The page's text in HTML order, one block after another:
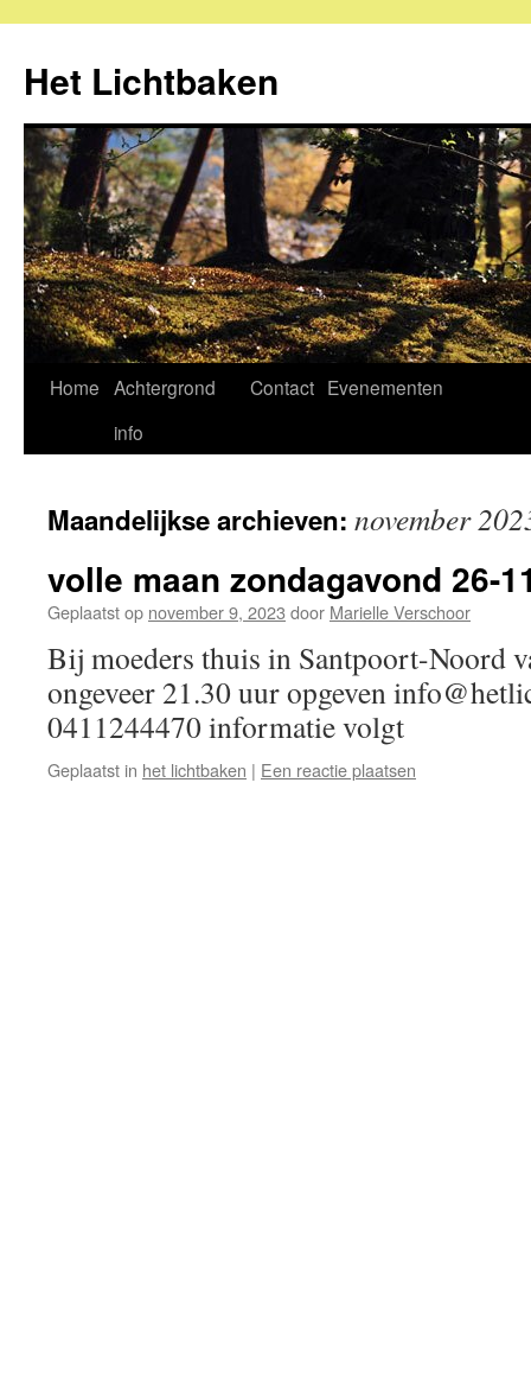
de
inhoud
Het Lichtbaken
Home Achtergrond
info
Contact Evenementen
Maandelijkse archieven: november
volle maan zondagavond 26-
Geplaatst op november 9, 2023 door Marielle Verschoor
Bij moeders thuis in Santpoort-Noord
ongeveer 21.30 uur opgeven
0411244470 informatie volgt
Geplaatst in het lichtbaken | Een reactie plaatsen